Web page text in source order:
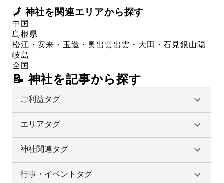
🗾神社を関連エリアから探す
中国
島根県
松江・安来・玉造・奥出雲出雲・大田・石見銀山隠
岐島
全国
📝 神社を記事から探す
ご利益タグ
エリアタグ
神社関連タグ
行事・イベントタグ